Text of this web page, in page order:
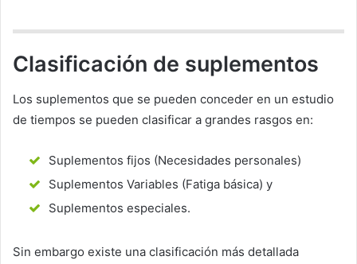
Clasificación de suplementos
Los suplementos que se pueden conceder en un estudio
de tiempos se pueden clasificar a grandes rasgos en:
Suplementos fijos (Necesidades personales)
Suplementos Variables (Fatiga básica) y
Suplementos especiales.
Sin embargo existe una clasificación más detallada